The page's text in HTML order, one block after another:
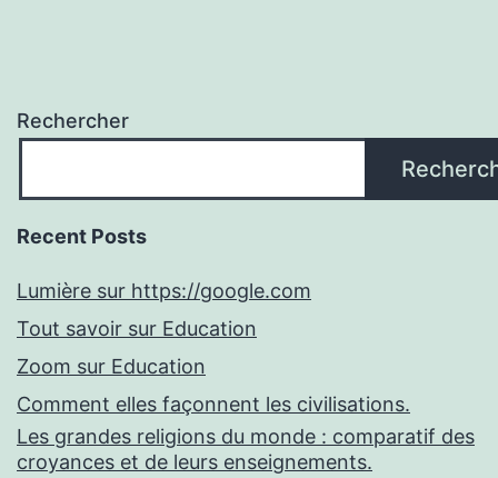
Rechercher
Recent Posts
Lumière sur https://google.com
Tout savoir sur Education
Zoom sur Education
Comment elles façonnent les civilisations.
Les grandes religions du monde : comparatif des
croyances et de leurs enseignements.